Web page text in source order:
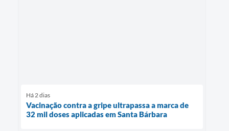
Há 2 dias
Vacinação contra a gripe ultrapassa a marca de
32 mil doses aplicadas em Santa Bárbara